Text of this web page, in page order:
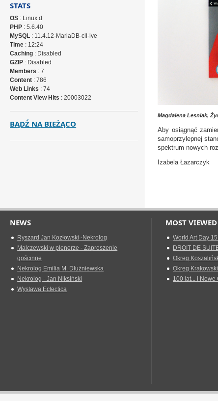
Magdalena Lesniak,
Aby osiągnąć
samoprzylepnej
spektrum nowych
Izabela Łazarczyk
STATS
OS : Linux d
PHP : 5.6.40
MySQL : 11.4.12-MariaDB-cll-lve
Time : 12:24
Caching : Disabled
GZIP : Disabled
Members : 7
Content : 786
Web Links : 74
Content View Hits : 20003022
BĄDŹ NA BIEŻĄCO
NEWS
Ryszard Jan Kozłowski -Nekrolog
Malczewski w plenerze - Zaproszenie
gościnne
Nekrolog Emilia M. Dłużniewska
Nekrolog - Jan Niksiński
Wystawa Eclectica
MOST VIEWED
World Art Day
DROIT DE
Okreg
Okręg Krakowski
100 lat... i Nowe